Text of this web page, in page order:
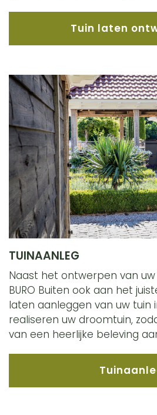
Tuin laten
TUINAANLEG
Naast het ontwerpen van
BURO Buiten ook aan het
laten aanleggen van uw tuin
realiseren uw droomtuin,
van een heerlijke beleving